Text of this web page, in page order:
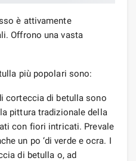
è attivamente
Offrono una vasta
più popolari sono:
corteccia di betulla sono
pittura tradizionale della
con fiori intricati. Prevale
un po ‘di verde e ocra. I
di betulla o, ad